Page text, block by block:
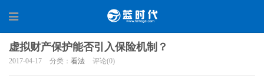
虚拟财产保护能否引入保险机制？
2017-04-17 分类： 看法 评论(0)